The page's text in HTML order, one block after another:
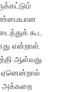
உண்மையான
கூட
என்றாள்.
ஆள்வது
ஏனென்றால்
அக்கறை